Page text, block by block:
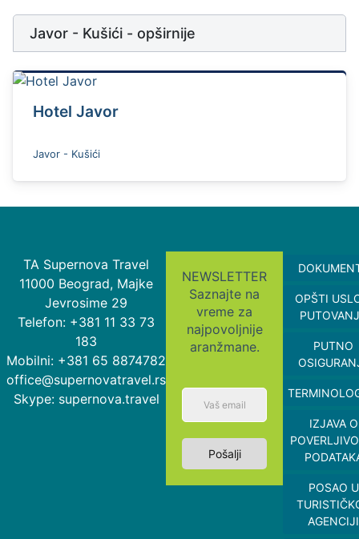
Javor - Kušići - opširnije
Hotel Javor
Javor - Kušići
TA Supernova Travel
11000 Beograd, Majke
Jevrosime 29
Telefon: +381 11 33 73
183
Mobilni: +381 65 8874782
office@supernovatravel.rs
Skype: supernova.travel
NEWSLETTER
Saznajte na
vreme za
najpovoljnije
aranžmane.
Pošalji
OPŠTI
PUTNO
IZJAVA O
POSAO U
AGENCIJI